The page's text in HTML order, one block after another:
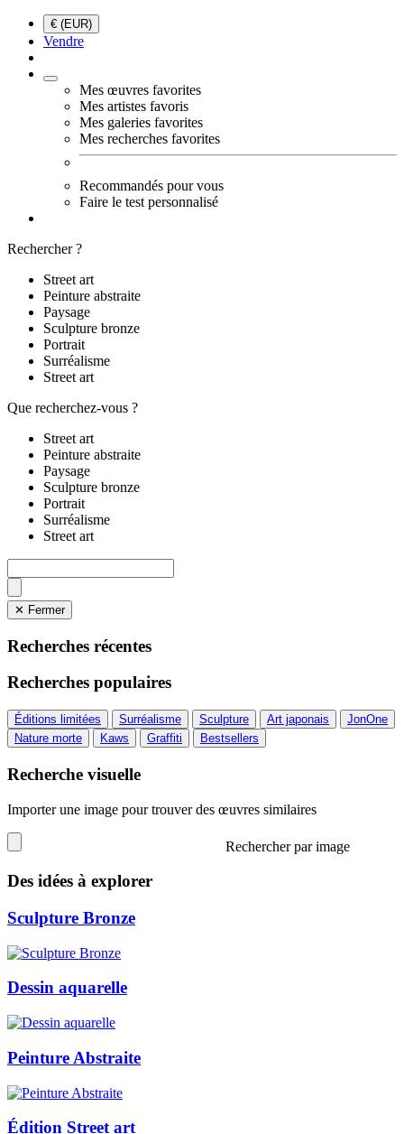
€ (EUR)
Vendre
Mes œuvres favorites
Mes artistes favoris
Mes galeries favorites
Mes recherches favorites
Recommandés pour vous
Faire le test personnalisé
Rechercher ?
Street art
Peinture abstraite
Paysage
Sculpture bronze
Portrait
Surréalisme
Street art
Que recherchez-vous ?
Street art
Peinture abstraite
Paysage
Sculpture bronze
Portrait
Surréalisme
Street art
✕ Fermer
Recherches récentes
Recherches populaires
Éditions limitées Surréalisme Sculpture Art japonais
JonOne
Nature morte
Kaws Graffiti Bestsellers
Recherche visuelle
Importer une image pour trouver des œuvres similaires
Rechercher par image
Des idées à explorer
Sculpture Bronze
Dessin aquarelle
Peinture Abstraite
Édition Street art